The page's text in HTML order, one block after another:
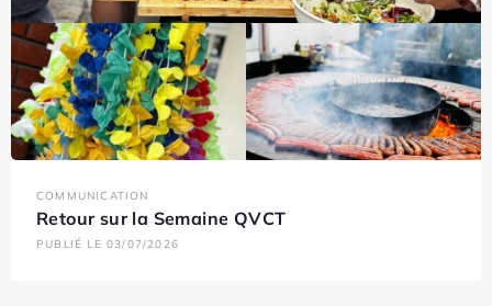
COMMUNICATION
Retour sur la Semaine QVCT
PUBLIÉ LE 03/07/2026